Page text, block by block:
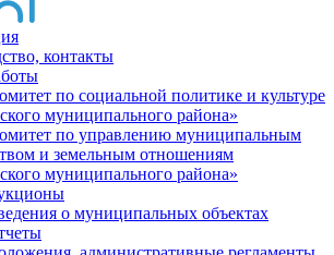
контакты
по социальной политике и культуре
муниципального района»
по управлению муниципальным
и земельным отношениям
муниципального района»
о муниципальных объектах